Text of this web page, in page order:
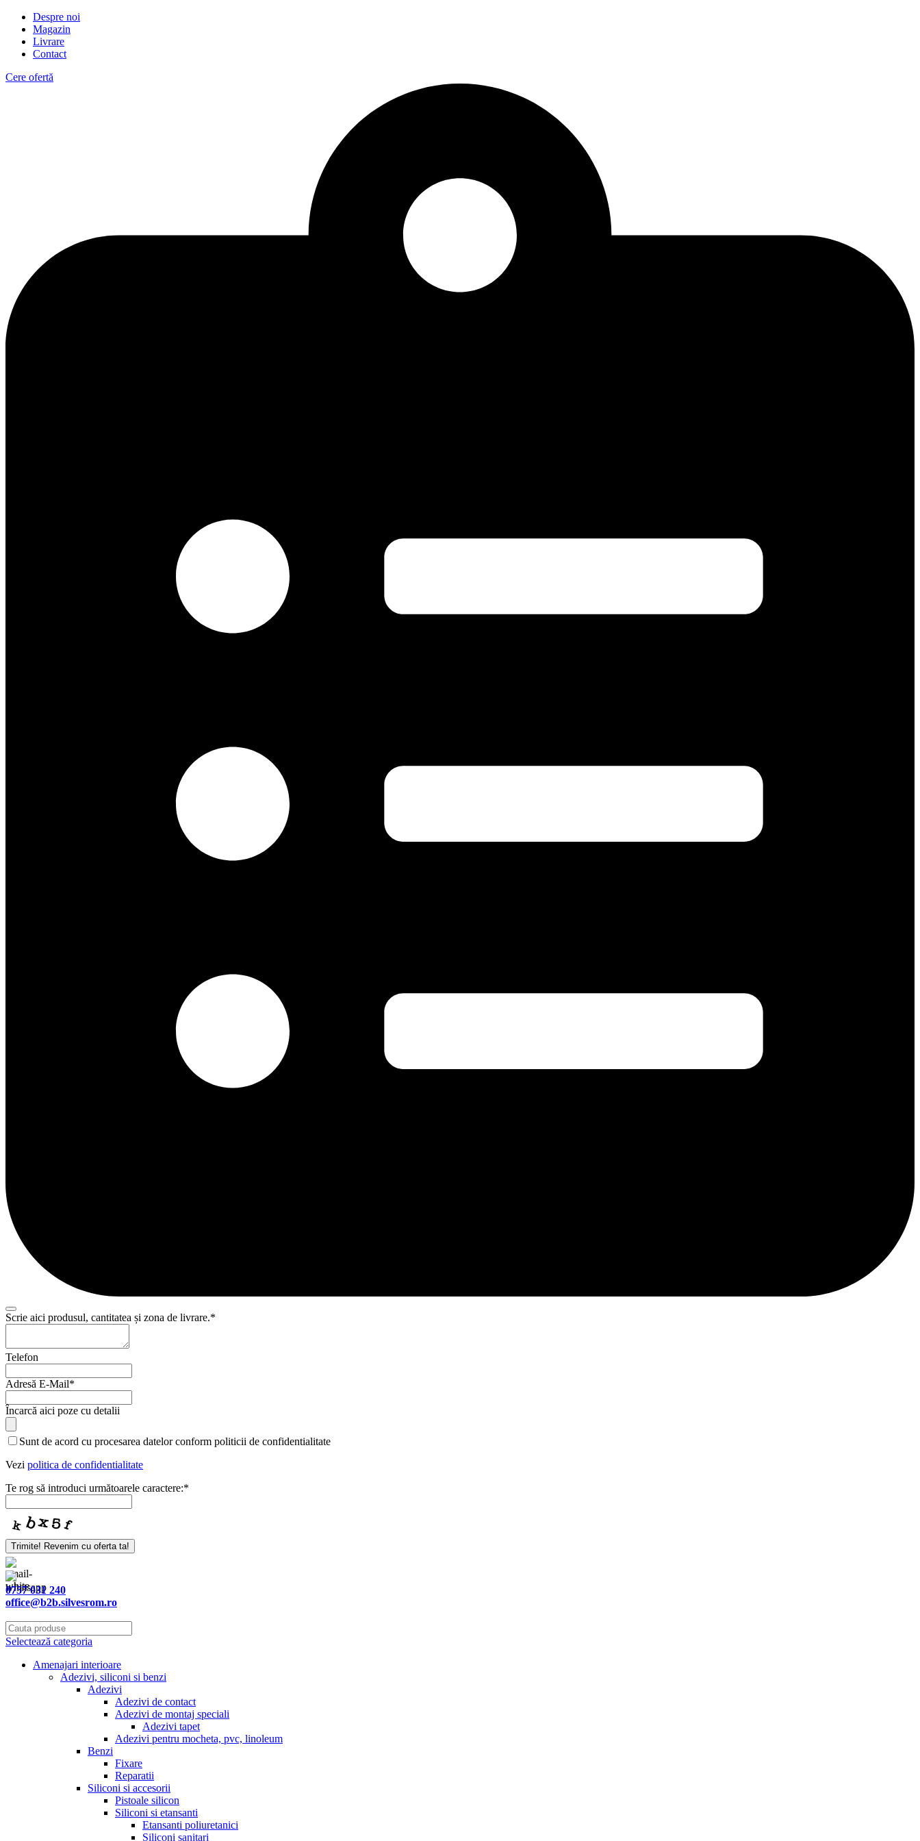
Despre noi
Magazin
Livrare
Contact
Cere ofertă
Scrie aici produsul, cantitatea și zona de livrare.*
Telefon
Adresă E-Mail*
Încarcă aici poze cu detalii
Sunt de acord cu procesarea datelor conform politicii de confidentialitate
Vezi politica de confidentialitate
Te rog să introduci următoarele caractere:*
Company
Name*
Trimite! Revenim cu oferta ta!
0757 031 240
office@b2b.silvesrom.ro
Selectează categoria
Amenajari interioare
Adezivi, siliconi si benzi
Adezivi
Adezivi de contact
Adezivi de montaj speciali
Adezivi tapet
Adezivi pentru mocheta, pvc, linoleum
Benzi
Fixare
Reparatii
Siliconi si accesorii
Pistoale silicon
Siliconi si etansanti
Etansanti poliuretanici
Siliconi sanitari